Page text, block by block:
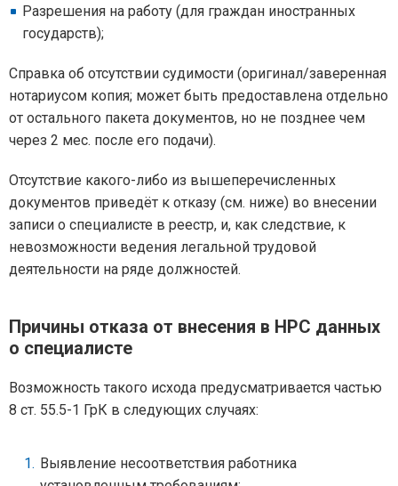
Разрешения на работу (для граждан иностранных
государств);
Справка об отсутствии судимости (оригинал/заверенная
нотариусом копия; может быть предоставлена отдельно
от остального пакета документов, но не позднее чем
через 2 мес. после его подачи).
Отсутствие какого-либо из вышеперечисленных
документов приведёт к отказу (см. ниже) во внесении
записи о специалисте в реестр, и, как следствие, к
невозможности ведения легальной трудовой
деятельности на ряде должностей.
Причины отказа от внесения в НРС данных
о специалисте
Возможность такого исхода предусматривается частью
8 ст. 55.5-1 ГрК в следующих случаях:
Выявление несоответствия работника